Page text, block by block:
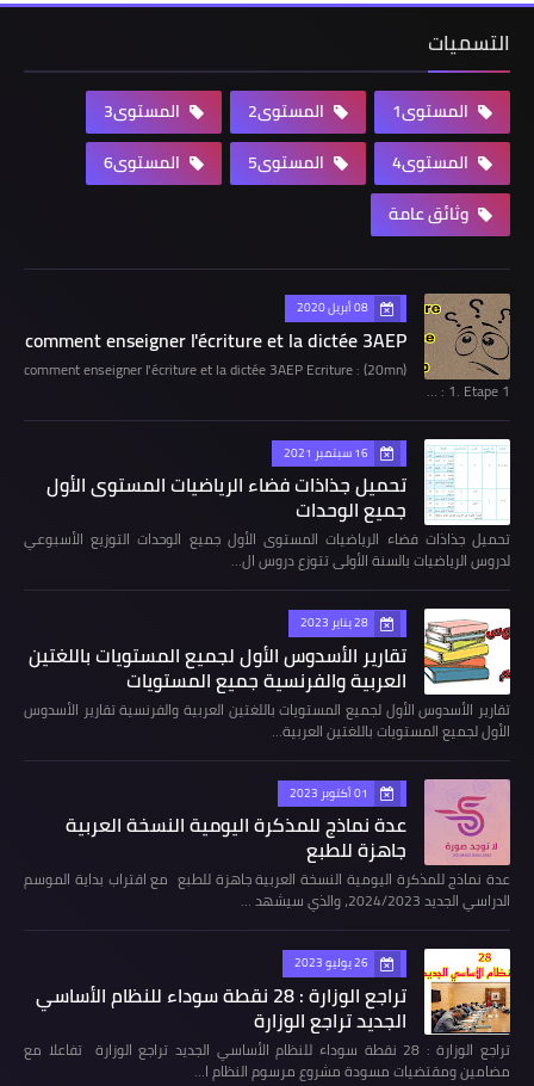
التسميات
المستوى1 المستوى2
المستوى3
المستوى4
المستوى5
المستوى6
وثائق عامة
08 أبريل 2020
comment enseigner l'écriture et la dictée 3AEP
comment enseigner l'écriture et la dictée 3AEP Ecriture : (20mn)
1. Etape 1 : …
16 سبتمبر 2021
تحميل جذاذات فضاء الرياضيات المستوى الأول
جميع الوحدات
تحميل جذاذات فضاء الرياضيات المستوى الأول جميع الوحدات التوزيع الأسبوعي
لدروس الرياضيات بالسنة الأولى تتوزع دروس ال…
28 يناير 2023
تقارير الأسدوس الأول لجميع المستويات باللغتين
العربية والفرنسية جميع المستويات
تقارير الأسدوس الأول لجميع المستويات باللغتين العربية والفرنسية تقارير الأسدوس
الأول لجميع المستويات باللغتين العربية…
01 أكتوبر 2023
عدة نماذج للمذكرة اليومية النسخة العربية
جاهزة للطبع
عدة نماذج للمذكرة اليومية النسخة العربية جاهزة للطبع مع اقتراب بداية الموسم
الدراسي الجديد 2024/2023، والذي سيشهد …
26 يوليو 2023
تراجع الوزارة : 28 نقطة سوداء للنظام الأساسي
الجديد تراجع الوزارة
تراجع الوزارة : 28 نقطة سوداء للنظام الأساسي الجديد تراجع الوزارة تفاعلا مع
مضامين ومقتضيات مسودة مشروع مرسوم النظام ا…